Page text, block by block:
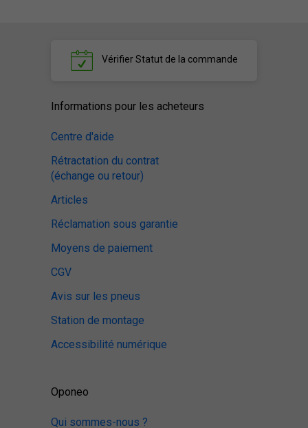
VérifierStatut de la commande
Informations pour les acheteurs
Centre d'aide
Rétractation du contrat
(échange ou retour)
Articles
Réclamation sous garantie
Moyens de paiement
CGV
Avis sur les pneus
Station de montage
Accessibilité numérique
Oponeo
Qui sommes-nous ?